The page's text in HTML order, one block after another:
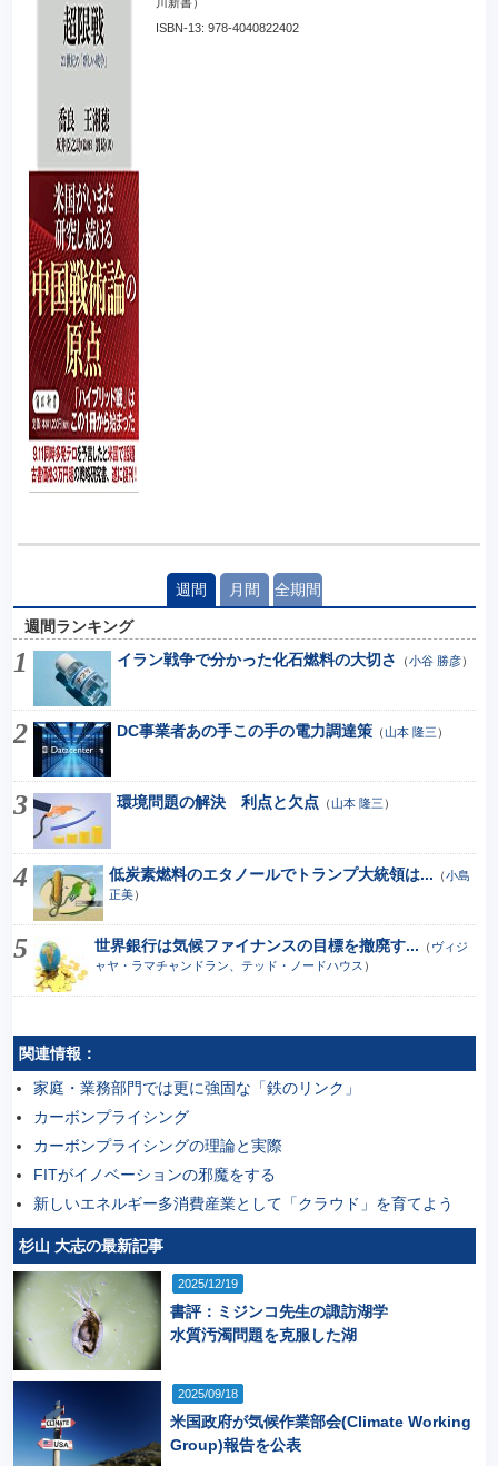
ISBN-13: 978-4040822402
週間 月間 全期間
週間ランキング
イラン戦争で分かった化石燃料の大切さ
（小谷 勝彦）
DC事業者あの手この手の電力調達策（山本 隆三 ）
環境問題の解決 利点と欠点 （山本 隆三 ）
低炭素燃料のエタノールでトランプ大統領は... （小島
正美）
世界銀行は気候ファイナンスの目標を撤廃す... （ ヴィジ
ャヤ・ラマチャンドラン、テッド・ノードハウス ）
関連情報：
家庭・業務部門では更に強固な「鉄のリンク」
カーボンプライシング
カーボンプライシングの理論と実際
FITがイノベーションの邪魔をする
新しいエネルギー多消費産業として「クラウド」を育てよう
杉山 大志の最新記事
2025/12/19
書評：ミジンコ先生の諏訪湖学
水質汚濁問題を克服した湖
2025/09/18
米国政府が気候作業部会(Climate Working
Group)報告を公表